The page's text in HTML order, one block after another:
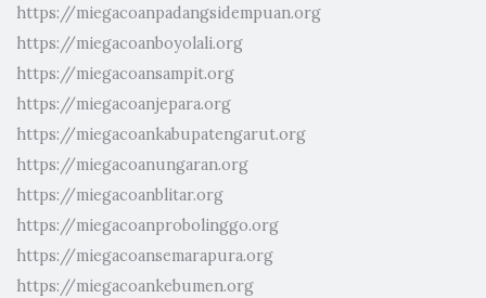
https://miegacoanpadangsidempuan.org
https://miegacoanboyolali.org
https://miegacoansampit.org
https://miegacoanjepara.org
https://miegacoankabupatengarut.org
https://miegacoanungaran.org
https://miegacoanblitar.org
https://miegacoanprobolinggo.org
https://miegacoansemarapura.org
https://miegacoankebumen.org